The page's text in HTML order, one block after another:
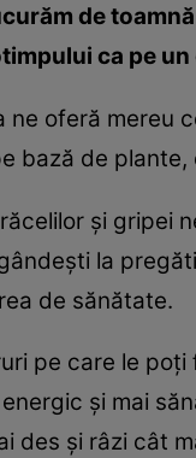
de
ca pe
ne oferă mereu
bază de
şi gripei
la
de sănătate.
pe care le
şi mai
des şi râzi cât